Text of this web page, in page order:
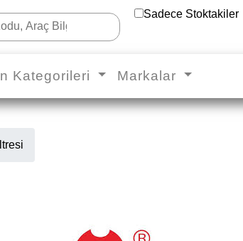
Sadece Stoktakiler
Kategorileri Markalar